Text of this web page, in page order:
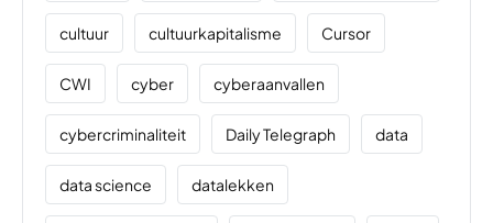
cultuur cultuurkapitalisme Cursor
CWI cyber cyberaanvallen
cybercriminaliteit Daily Telegraph data
data science datalekken